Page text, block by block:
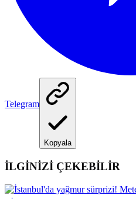
Telegram
Kopyala
İLGİNİZİ ÇEKEBİLİR